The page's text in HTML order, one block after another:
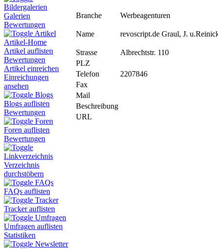
Bildergalerien
Galerien
Bewertungen
Artikel
Artikel-Home
Artikel auflisten
Bewertungen
Artikel einreichen
Einreichungen
ansehen
Blogs
Blogs auflisten
Bewertungen
Foren
Foren auflisten
Bewertungen
Linkverzeichnis
Verzeichnis
durchstöbern
FAQs
FAQs auflisten
Tracker
Tracker auflisten
Umfragen
Umfragen auflisten
Statistiken
Newsletter
Branche Werbeagenturen
Name revoscript.de Graul, J.
Strasse
Albrechtstr. 110
PLZ
Telefon
2207846
Fax
Mail
Beschreibung
URL